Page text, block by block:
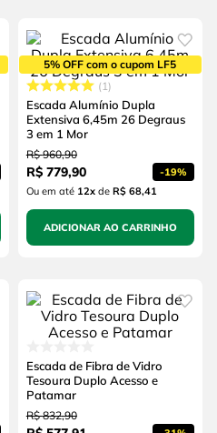
5% OFF com o cupom LF5
1
Escada Alumínio Dupla
Extensiva 6,45m 26 Degraus
3 em 1 Mor
R$ 960,90
R$ 779,90 -19%
Ou em até 12xde R$ 68,41
ADICIONAR AO CARRINHO
Escada de Fibra de Vidro
Tesoura Duplo Acesso e
Patamar
R$ 832,90